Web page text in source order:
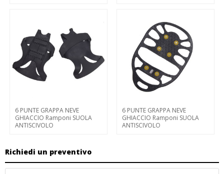
6 PUNTE GRAPPA NEVE
GHIACCIO Ramponi SUOLA
ANTISCIVOLO
6 PUNTE GRAPPA NEVE
GHIACCIO Ramponi SUOLA
ANTISCIVOLO
Richiedi un preventivo